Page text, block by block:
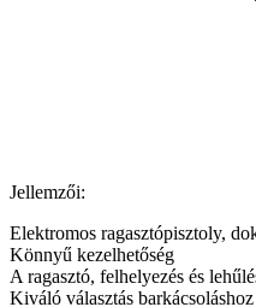
Jellemzői:
Elektromos ragasztópisztoly,
Könnyű kezelhetőség
A ragasztó, felhelyezés és
Kiváló választás barkácsoláshoz